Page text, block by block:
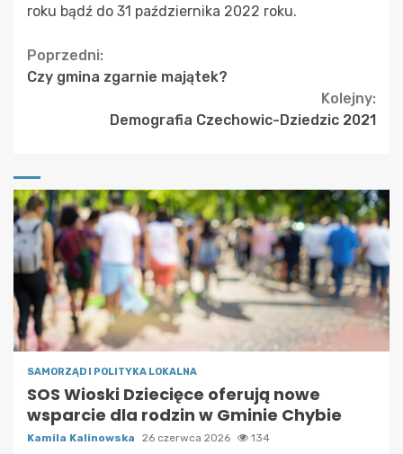
roku bądź do 31 października 2022 roku.
Continue
Reading
Poprzedni:
Czy gmina zgarnie majątek?
Kolejny:
Demografia Czechowic-Dziedzic 2021
SAMORZĄD I POLITYKA LOKALNA
SOS Wioski Dziecięce oferują nowe
wsparcie dla rodzin w Gminie Chybie
Kamila Kalinowska 26 czerwca 2026 134